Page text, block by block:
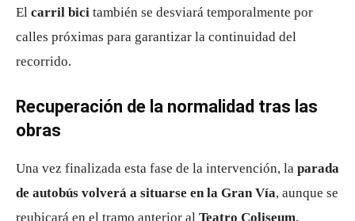
El carril bici también se desviará temporalmente por
calles próximas para garantizar la continuidad del
recorrido.
Recuperación de la normalidad tras las
obras
Una vez finalizada esta fase de la intervención, la parada
de autobús volverá a situarse en la Gran Vía, aunque se
reubicará en el tramo anterior al Teatro Coliseum,